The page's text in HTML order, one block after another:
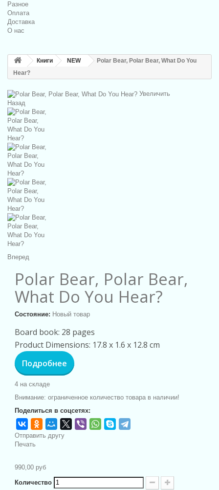
Разное
Оплата
Доставка
О нас
Книги NEW
Polar Bear, Polar Bear, What Do You
Hear?
Увеличить
Назад
Вперед
Polar Bear, Polar Bear,
What Do You Hear?
Состояние: Новый товар
Board book: 28 pages
Product Dimensions: 17.8 x 1.6 x 12.8 cm
Подробнее
4 на складе
Внимание: ограниченное количество товара в наличии!
Поделиться в соцсетях:
Отправить другу
Печать
990,00 руб
Количество